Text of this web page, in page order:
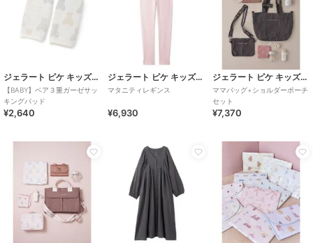
ジェラート ピケ キッズ＆ベビー
【BABY】ベア３重ガーゼサッ
キングパッド
¥2,640
ジェラート ピケ キッズ＆ベビー
マタニティレギンス
¥6,930
ジェラート ピケ キッズ＆ベビー
ママバッグ+ショルダーポーチ
セット
¥7,370